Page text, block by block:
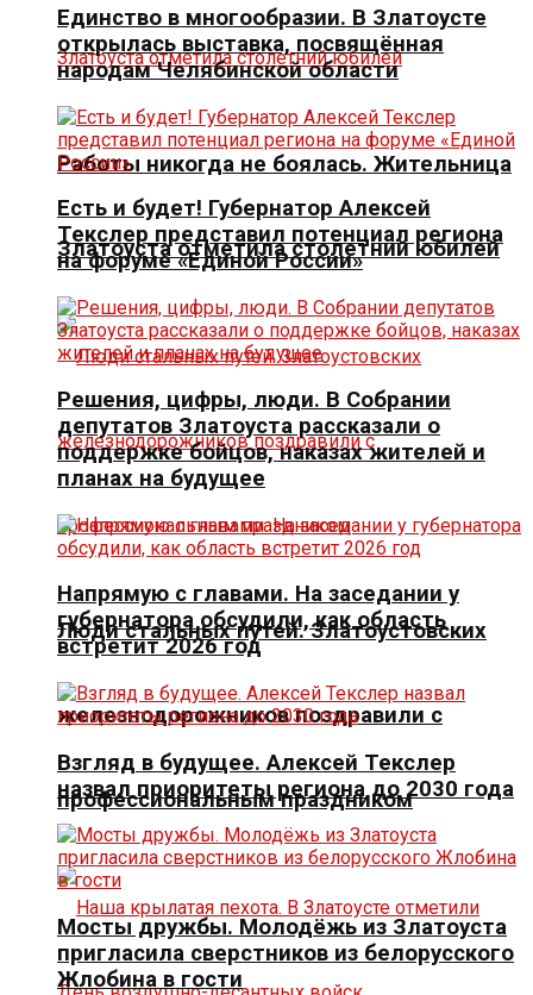
Работы никогда не боялась. Жительница
Златоуста отметила столетний юбилей
Люди стальных путей. Златоустовских
железнодорожников поздравили с
профессиональным праздником
Единство в многообразии. В Златоусте
открылась выставка, посвящённая
народам Челябинской области
Есть и будет! Губернатор Алексей
Текслер представил потенциал региона
на форуме «Единой России»
Решения, цифры, люди. В Собрании
депутатов Златоуста рассказали о
поддержке бойцов, наказах жителей и
планах на будущее
Напрямую с главами. На заседании у
губернатора обсудили, как область
встретит 2026 год
Взгляд в будущее. Алексей Текслер
назвал приоритеты региона до 2030 года
Мосты дружбы. Молодёжь из Златоуста
пригласила сверстников из белорусского
Жлобина в гости